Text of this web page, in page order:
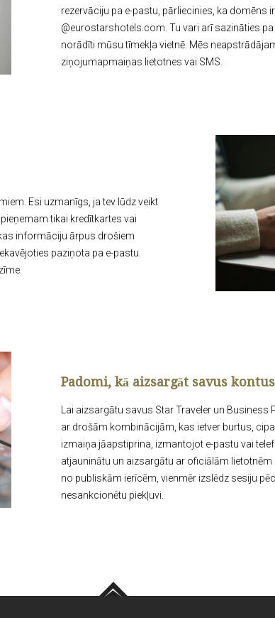
rezervāciju pa e-pastu, pārliecinies, ka domēns
@eurostarshotels.com. Tu vari arī sazināties
norādīti mūsu tīmekļa vietnē. Mēs
ziņojumapmaiņas lietotnes vai SMS.
Esi uzmanīgs, ja tev lūdz veikt
tikai kredītkartes vai
informāciju ārpus drošiem
paziņota pa e-pastu.
Padomi, kā aizsargāt savus
Lai aizsargātu savus Star Traveler un
ar drošām kombinācijām, kas ietver burtus,
izmaiņa jāapstiprina, izmantojot e-pastu vai
atjauninātu un aizsargātu ar oficiālām
no publiskām ierīcēm, vienmēr izslēdz sesiju
nesankcionētu piekļuvi.